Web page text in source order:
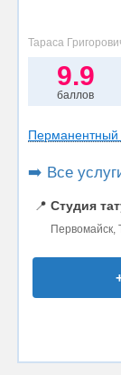
Тараса
9.9
баллов
Перманентный
➡️ Все
📍 Студия
Первомайск,